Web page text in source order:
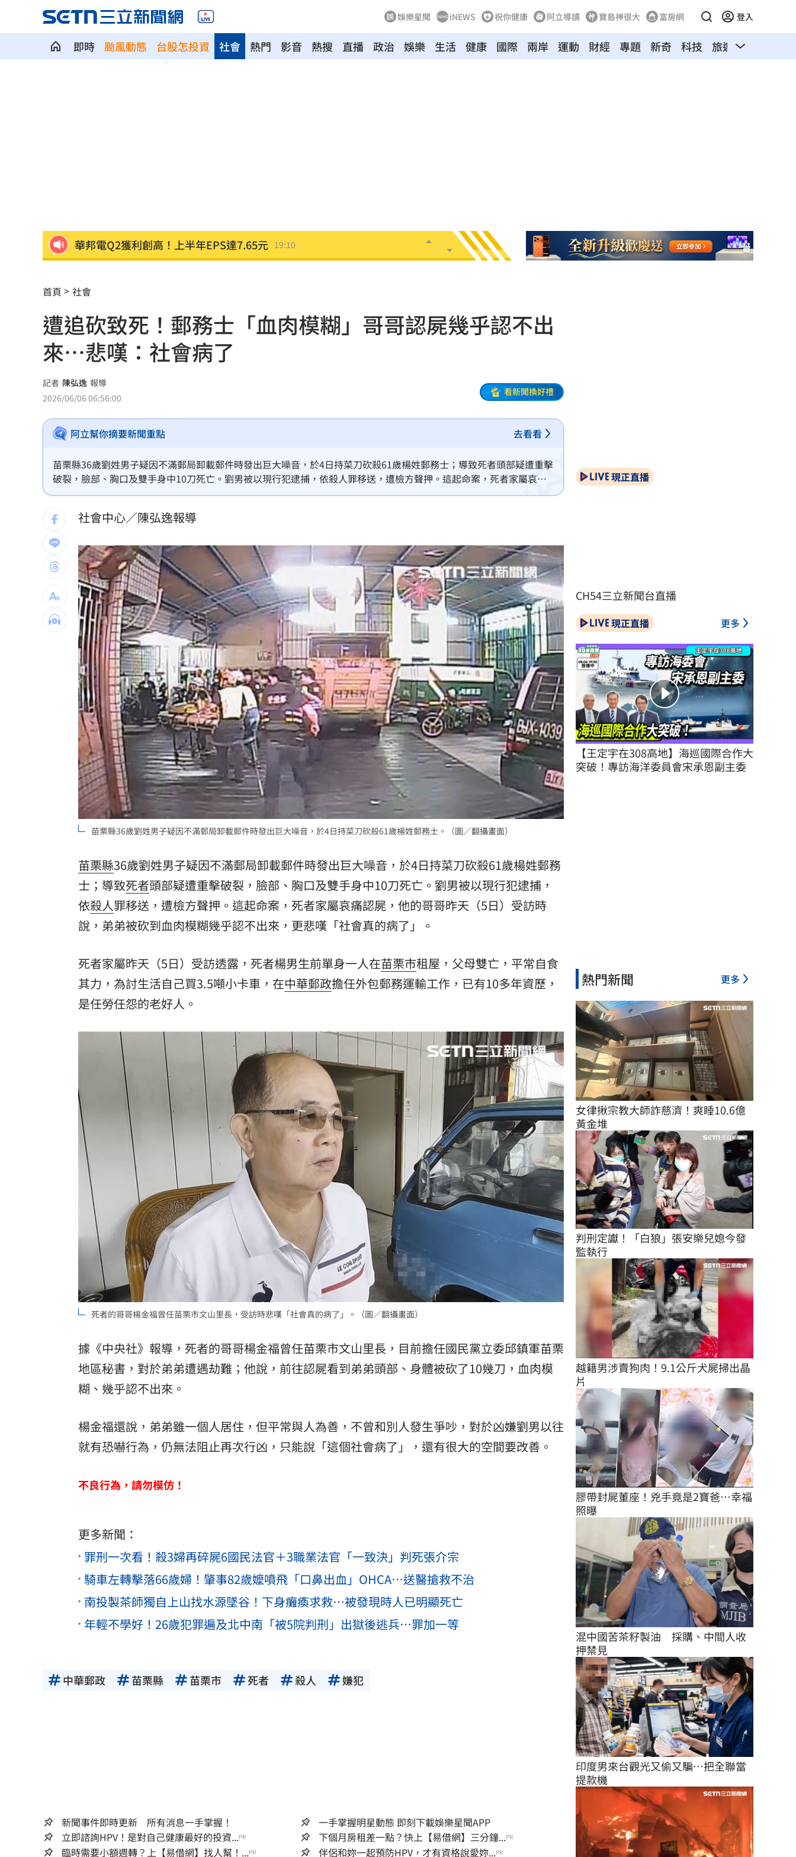
娛樂星聞 iNEWS 祝你健康 阿立導讀 寶島神很大 富房網 登入
即時 颱風動態 台股怎投資 熱門 影音 熱搜 直播 政治
社會 娛樂 生活 健康 國際 兩岸 運動 財經 專題 新奇 科技 旅遊 汽車
華邦電Q2獲利創高！上半年EPS達7.65元 19:10
林安可二軍連轟有原因 好友陳傑憲揭內幕
韓國羽球大師賽發威 蘇力揚挺進男單8強 19:01
大世科上半年獲利創新高！EPS 1.58元
養樂多中壢廠爆蟑螂入侵乳品 稽查結果曝
週末颱風假？白海豚挾紫暴雨 可能發陸警
4年燒2次！關廟汽材廠大火爆炸波及食品廠
黃仁勳點名「下一波浪潮」這族群全面噴出 18:49
新／狠詐慈濟10.6億 名律師移審結果曝
陳智菡賀柯文哲爆抄襲 他狠酸這黨很奇怪 18:44
詐慈濟10億破案關鍵！女律頻繁1動作露餡 18:43
柯文哲生日小編喊「說那4個字」留言翻車 18:38
交過2外籍女友！姜厚任曝曾一年不近女色 18:38
台灣彩券開獎直播中 20:31
LIVE三立+24小時直播 15:27
三立iNEWS新聞台線上直播 18:00
理想混蛋號召粉絲跨海追星吃美食！ 18:15
首頁 社會
遭追砍致死！郵務士「血肉模糊」哥哥認屍幾乎認不出
來…悲嘆：社會病了
記者 陳弘逸 報導
2026/06/06 06:56:00
看新聞換好禮
阿立幫你摘要新聞重點 去看看
苗栗縣36歲劉姓男子疑因不滿郵局卸載郵件時發出巨大噪音，於4日持菜刀砍殺61歲楊姓郵務士；導致死者頭部疑遭重擊
破裂，臉部、胸口及雙手身中10刀死亡。劉男被以現行犯逮捕，依殺人罪移送，遭檢方聲押。這起命案，死者家屬哀痛
認屍，他的哥哥昨天（5日）受訪時說，弟弟被砍到血肉模糊幾乎認不出來，更悲嘆「社會真的病了」。
社會中心／陳弘逸報導
苗栗縣36歲劉姓男子疑因不滿郵局卸載郵件時發出巨大噪音，於4日持菜刀砍殺61歲楊姓郵務士。（圖／翻攝畫面）
苗栗縣36歲劉姓男子疑因不滿郵局卸載郵件時發出巨大噪音，於4日持菜刀砍殺61歲楊姓郵務
士；導致死者頭部疑遭重擊破裂，臉部、胸口及雙手身中10刀死亡。劉男被以現行犯逮捕，
依殺人罪移送，遭檢方聲押。這起命案，死者家屬哀痛認屍，他的哥哥昨天（5日）受訪時
說，弟弟被砍到血肉模糊幾乎認不出來，更悲嘆「社會真的病了」。
死者家屬昨天（5日）受訪透露，死者楊男生前單身一人在苗栗市租屋，父母雙亡，平常自食
其力，為討生活自己買3.5噸小卡車，在中華郵政擔任外包郵務運輸工作，已有10多年資歷，
是任勞任怨的老好人。
死者的哥哥楊金福曾任苗栗市文山里長，受訪時悲嘆「社會真的病了」。（圖／翻攝畫面）
據《中央社》報導，死者的哥哥楊金福曾任苗栗市文山里長，目前擔任國民黨立委邱鎮軍苗栗
地區秘書，對於弟弟遭遇劫難；他說，前往認屍看到弟弟頭部、身體被砍了10幾刀，血肉模
糊、幾乎認不出來。
楊金福還說，弟弟雖一個人居住，但平常與人為善，不曾和別人發生爭吵，對於凶嫌劉男以往
就有恐嚇行為，仍無法阻止再次行凶，只能說「這個社會病了」，還有很大的空間要改善。
不良行為，請勿模仿！
更多新聞：
罪刑一次看！殺3婦再碎屍6國民法官＋3職業法官「一致決」判死張介宗
騎車左轉擊落66歲婦！肇事82歲嬤噴飛「口鼻出血」OHCA…送醫搶救不治
南投製茶師獨自上山找水源墜谷！下身癱瘓求救…被發現時人已明顯死亡
年輕不學好！26歲犯罪遍及北中南「被5院判刑」出獄後逃兵…罪加一等
中華郵政 苗栗縣 苗栗市 死者 殺人 嫌犯
新聞事件即時更新 所有消息一手掌握！
一手掌握明星動態 即刻下載娛樂星聞APP
立即諮詢HPV！是對自己健康最好的投資...PR 下個月房租差一點？快上【易借網】三分鐘...PR
臨時需要小額週轉？上【易借網】找人幫！...PR 伴侶和妳一起預防HPV，才有資格說愛妳...PR
現正直播
CH54三立新聞台直播
現正直播 更多
【王定宇在308高地】海巡國際合作大
突破！專訪海洋委員會宋承恩副主委
熱門新聞 更多
女律揪宗教大師詐慈濟！爽睡10.6億
黃金堆
判刑定讞！「白狼」張安樂兒媳今發
監執行
越籍男涉賣狗肉！9.1公斤犬屍掃出晶
片
膠帶封屍董座！兇手竟是2寶爸…幸福
照曝
混中國苦茶籽製油　採購、中間人收
押禁見
印度男來台觀光又偷又騙…把全聯當
提款機